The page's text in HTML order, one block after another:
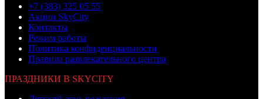
+7 (383) 325 05 55
Акции SkyCity
Контакты
Режим работы
Политика конфиденциальности
Правила развлекательного центра
ПРАЗДНИКИ В SKYCITY